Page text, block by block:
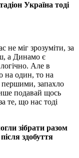
Україна тоді
не міг зрозуміти, за
а Динамо є
Але в
на один, то на
першими, запахло
подавай щось
те, що нас тоді
зібрати разом
здобуття